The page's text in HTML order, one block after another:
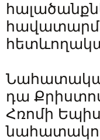
դա
Հռոմի